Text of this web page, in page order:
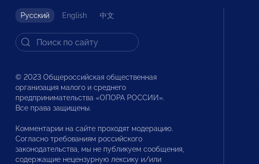
Русский English 中文
© 2023 Общероссийская общественная
организация малого и среднего
предпринимательства «ОПОРА РОССИИ».
Все права защищены.
Комментарии на сайте проходят модерацию.
Согласно требованиям российского
законодательства, мы не публикуем сообщения,
содержащие нецензурную лексику и/или